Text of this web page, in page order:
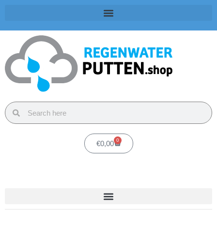
€0,00 0